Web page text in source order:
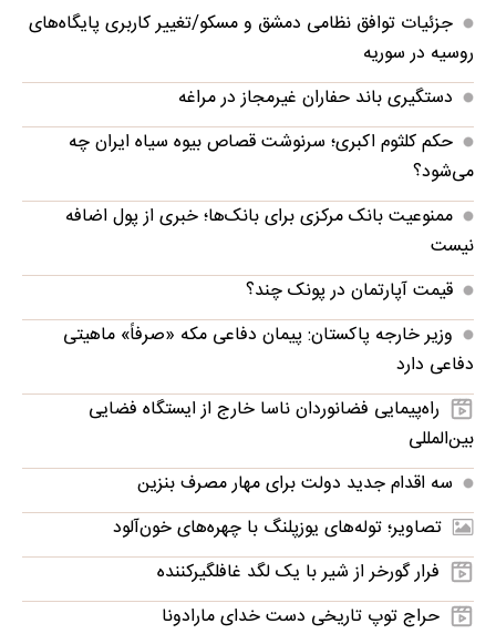
جزئیات توافق نظامی دمشق و مسکو/تغییر کاربری پایگاه‌های
روسیه در سوریه
دستگیری باند حفاران غیرمجاز در مراغه
حکم کلثوم اکبری؛ سرنوشت قصاص بیوه سیاه ایران چه
می‌شود؟
ممنوعیت بانک مرکزی برای بانک‌ها؛ خبری از پول اضافه
نیست
قیمت آپارتمان در پونک چند؟
وزیر خارجه پاکستان: پیمان دفاعی مکه «صرفاً» ماهیتی
دفاعی دارد
راه‌پیمایی فضانوردان ناسا خارج از ایستگاه فضایی
بین‌المللی
سه اقدام جدید دولت برای مهار مصرف بنزین
تصاویر؛ توله‌های یوزپلنگ با چهره‌های خون‌آلود
فرار گورخر از شیر با یک لگد غافلگیرکننده
حراج توپ تاریخی دست خدای مارادونا